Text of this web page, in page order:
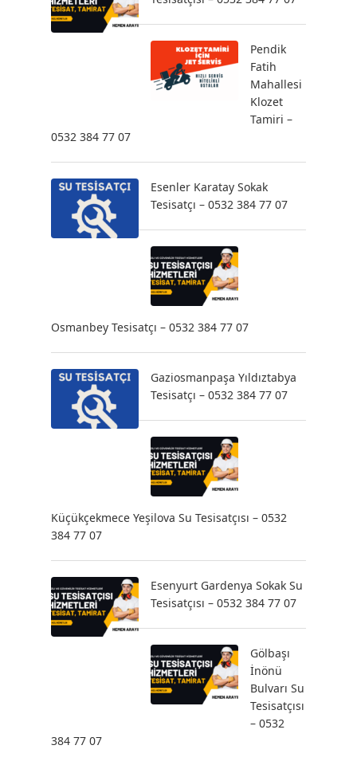
Pendik
Fatih
Mahallesi
Klozet
Tamiri –
0532 384 77 07
Esenler Karatay Sokak
Tesisatçı – 0532 384 77 07
Osmanbey Tesisatçı – 0532 384 77 07
Gaziosmanpaşa Yıldıztabya
Tesisatçı – 0532 384 77 07
Küçükçekmece Yeşilova Su Tesisatçısı – 0532
384 77 07
Esenyurt Gardenya Sokak Su
Tesisatçısı – 0532 384 77 07
Gölbaşı
İnönü
Bulvarı Su
Tesisatçısı
– 0532
384 77 07